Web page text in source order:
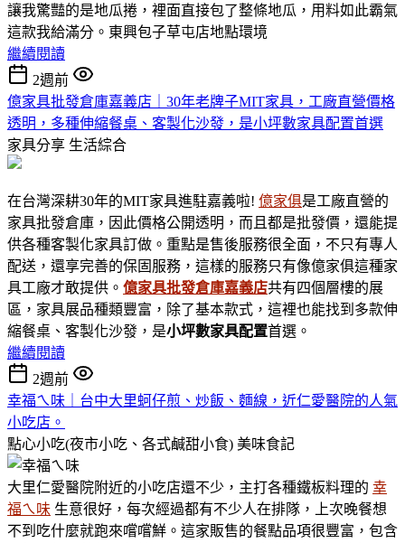
讓我驚豔的是地瓜捲，裡面直接包了整條地瓜，用料如此霸氣
這款我給滿分。東興包子草屯店地點環境
繼續閱讀
2週前
億家具批發倉庫嘉義店｜30年老牌子MIT家具，工廠直營價格
透明，多種伸縮餐桌、客製化沙發，是小坪數家具配置首選
家具分享 生活綜合
在台灣深耕30年的MIT家具進駐嘉義啦! 億家俱是工廠直營的
家具批發倉庫，因此價格公開透明，而且都是批發價，還能提
供各種客製化家具訂做。重點是售後服務很全面，不只有專人
配送，還享完善的保固服務，這樣的服務只有像億家俱這種家
具工廠才敢提供。 億家具批發倉庫嘉義店共有四個層樓的展
區，家具展品種類豐富，除了基本款式，這裡也能找到多款伸
縮餐桌、客製化沙發，是小坪數家具配置首選。
繼續閱讀
2週前
幸福ㄟ味｜台中大里蚵仔煎、炒飯、麵線，近仁愛醫院的人氣
小吃店。
點心小吃(夜市小吃、各式鹹甜小食) 美味食記
大里仁愛醫院附近的小吃店還不少，主打各種鐵板料理的 幸
福ㄟ味 生意很好，每次經過都有不少人在排隊，上次晚餐想
不到吃什麼就跑來嚐嚐鮮。這家販售的餐點品項很豐富，包含